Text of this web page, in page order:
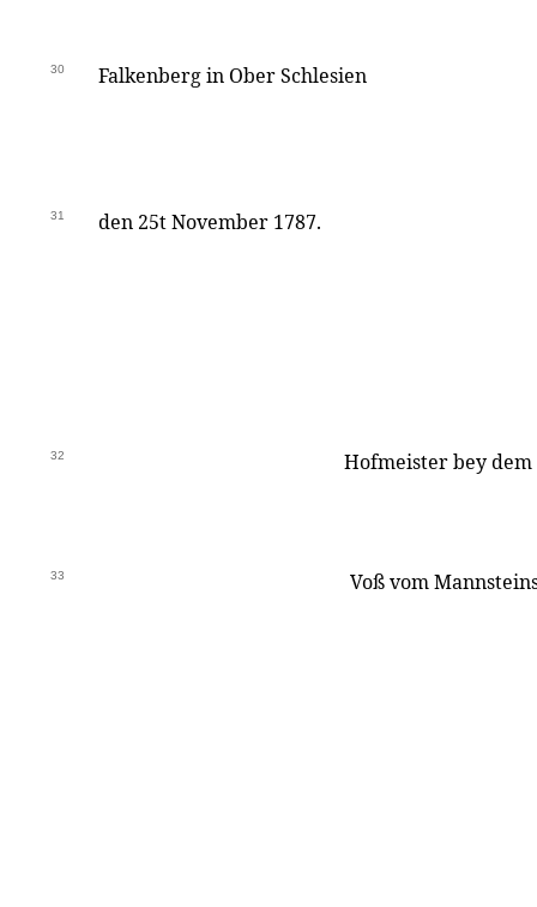
30 Falkenberg in Ober Schlesien
31 den 25t November 1787.
32 Hofmeister bey
33 Voß vom